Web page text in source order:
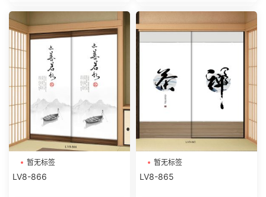
暂无标签
LV8-866
暂无标签
LV8-865